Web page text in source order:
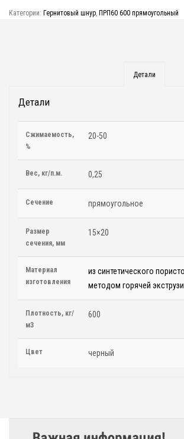
Категории: Гернитовый шнур, ПРП60 600 прямоугольный
Детали
Детали
Сжимаемость,
%
20-50
Вес, кг/п.м. 0,25
Сечение прямоугольное
Размер
сечения, мм
15×20
Материал
изготовления
из синтетического
методом горячей
Плотность, кг/
м3
600
Цвет черный